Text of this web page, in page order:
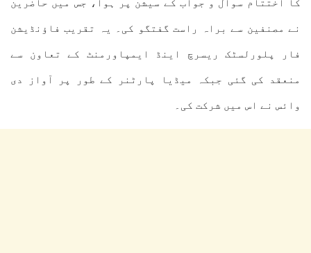
نے مصنفین سے براہ راست گفتگو کی۔ یہ تقریب فاؤنڈیشن
فار پلورلسٹک ریسرچ اینڈ ایمپاورمنٹ کے تعاون سے
منعقد کی گئی جبکہ میڈیا پارٹنر کے طور پر آواز دی
وائس نے اس میں شرکت کی۔